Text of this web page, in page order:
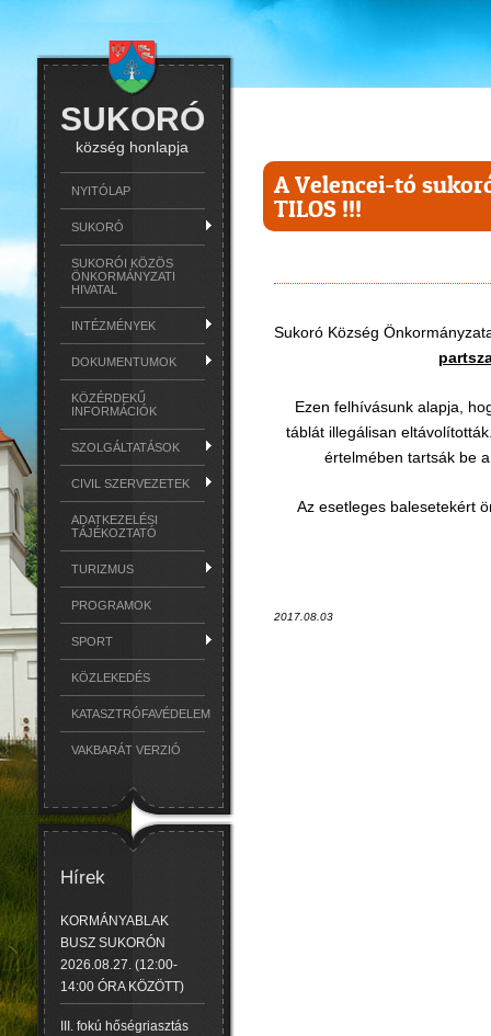
SUKORÓ
község honlapja
NYITÓLAP
SUKORÓ
SUKORÓI KÖZÖS
ÖNKORMÁNYZATI
HIVATAL
INTÉZMÉNYEK
DOKUMENTUMOK
KÖZÉRDEKŰ
INFORMÁCIÓK
SZOLGÁLTATÁSOK
CIVIL SZERVEZETEK
ADATKEZELÉSI
TÁJÉKOZTATÓ
TURIZMUS
PROGRAMOK
SPORT
KÖZLEKEDÉS
KATASZTRÓFAVÉDELEM
VAKBARÁT VERZIÓ
Hírek
KORMÁNYABLAK
BUSZ SUKORÓN
2026.08.27. (12:00-
14:00 ÓRA KÖZÖTT)
III. fokú hőségriasztás
A Velencei-tó
TILOS !!!
Sukoró Község
Ezen felhívásunk alapja,
táblát illegálisan
értelmében tartsák be
Az esetleges balesetekért
2017.08.03